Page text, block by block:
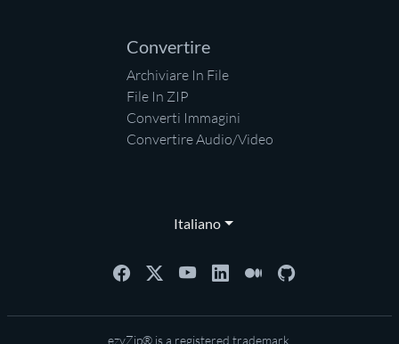
Convertire
Archiviare In File
File In ZIP
Converti Immagini
Convertire Audio/Video
Italiano
ezyZip® is a registered trademark.